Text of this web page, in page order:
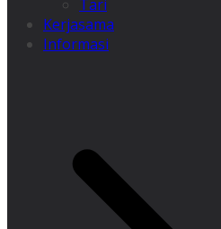
Tari
Kerjasama
Informasi